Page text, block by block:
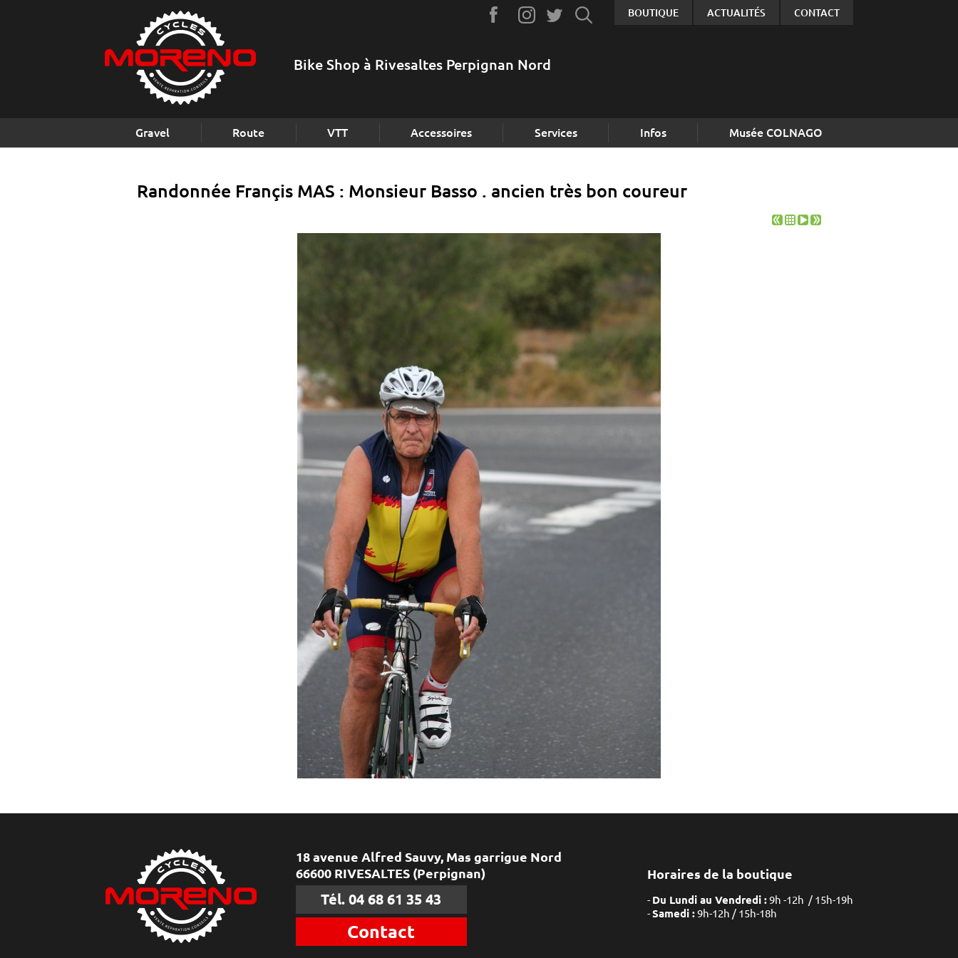
Bike Shop à Rivesaltes Perpignan Nord
Randonnée Françis MAS : Monsieur Basso . ancien très bon coureur
Gravel Route VTT Accessoires Services Infos Musée COLNAGO
BOUTIQUE ACTUALITÉS CONTACT
18 avenue Alfred Sauvy, Mas garrigue Nord
66600 RIVESALTES (Perpignan)
Tél. 04 68 61 35 43
Contact
Horaires de la boutique
Du Lundi au Vendredi :9h -12h / 15h-19h
Samedi :9h-12h / 15h-18h